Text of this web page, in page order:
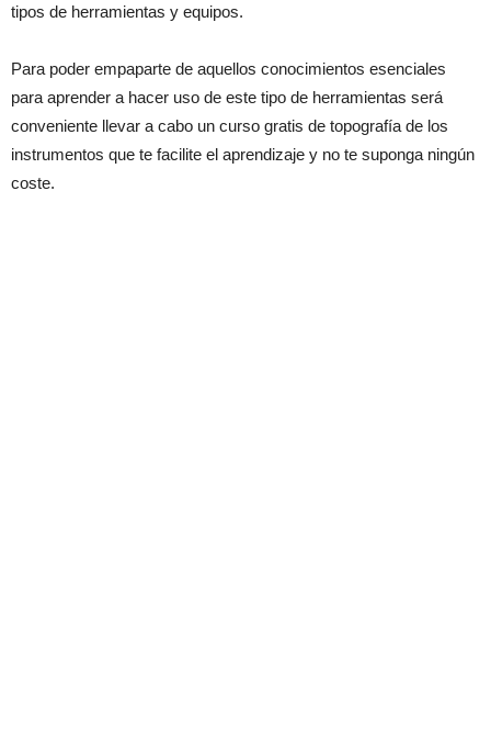
tipos de herramientas y equipos.
Para poder empaparte de aquellos conocimientos esenciales
para aprender a hacer uso de este tipo de herramientas será
conveniente llevar a cabo un curso gratis de topografía de los
instrumentos que te facilite el aprendizaje y no te suponga ningún
coste.